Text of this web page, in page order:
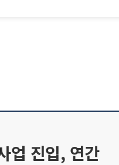
업 진입, 연간